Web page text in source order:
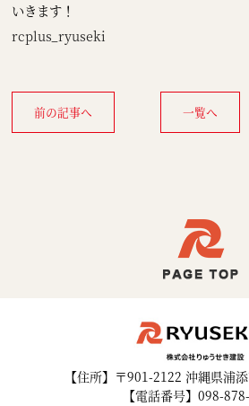
いきます！
rcplus_ryuseki
前の記事へ 一覧へ
【住所】〒901-2122 沖縄県浦
【電話番号】098-